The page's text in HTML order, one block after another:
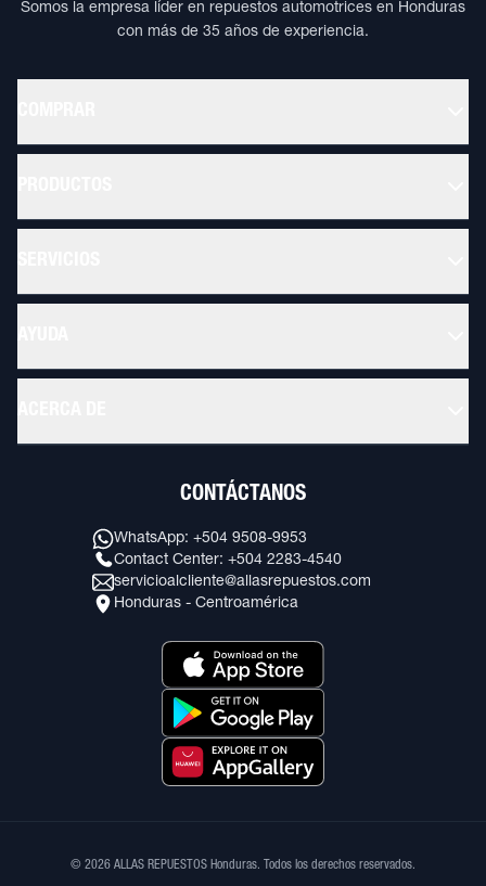
Somos la empresa líder en repuestos automotrices en Honduras
con más de 35 años de experiencia.
CONTÁCTANOS
WhatsApp: +504 9508-9953
Contact Center: +504 2283-4540
servicioalcliente@allasrepuestos.com
Honduras - Centroamérica
© 2026 ALLAS REPUESTOS Honduras. Todos los derechos reservados.